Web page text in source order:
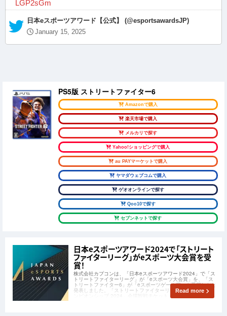
LGP2sGm
— 日本eスポーツアワード【公式】 (@esportsawardsJP)
January 15, 2025
PS5版 ストリートファイター6
Amazonで購入
楽天市場で購入
メルカリで探す
Yahoo!ショッピングで購入
au PAYマーケットで購入
ヤマダウェブコムで購入
ゲオオンラインで探す
Qoo10で探す
セブンネットで探す
日本eスポーツアワード2024で「ストリート
ファイターリーグ」がeスポーツ大会賞を受
賞！
株式会社カプコンは、「日本eスポーツアワード2024」で「ス
トリートファイターリーグ」が「eスポーツ大会賞」を、「ス
トリートファイター6」が「eスポーツゲーム賞」を受賞したと
発表しました。「ストリートファイターリーグ: ワールドチャ
ンピオンシップ 2024」会場観戦チケットも販売中です！
Read more